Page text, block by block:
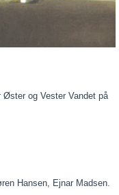
Øster og Vester Vandet på
Hansen, Ejnar Madsen.